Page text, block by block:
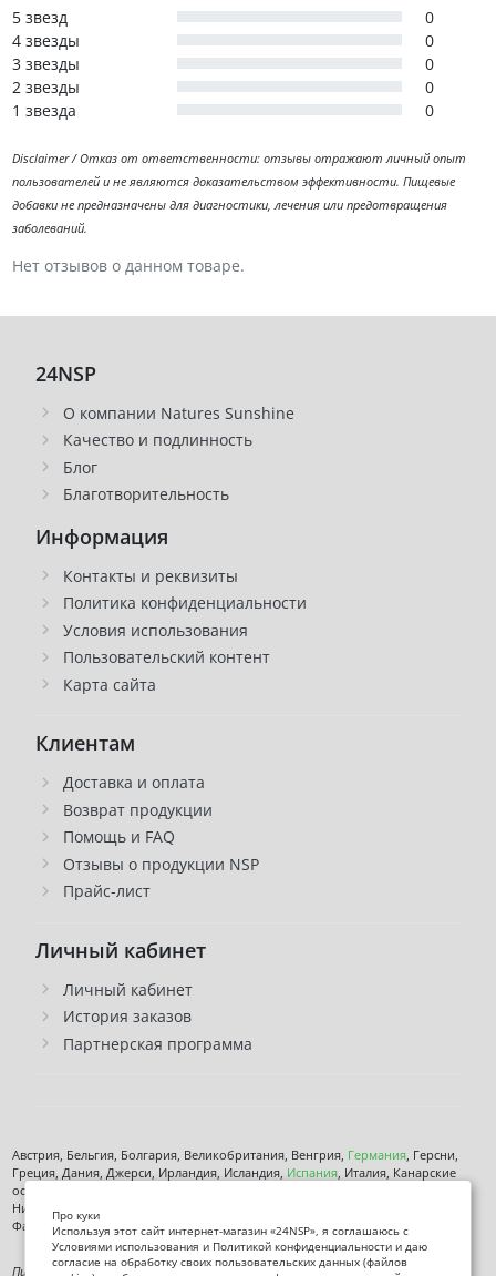
5 звезд
0
4 звезды
0
3 звезды
0
2 звезды
0
1 звезда
0
Disclaimer / Отказ от ответственности: отзывы отражают личный опыт
пользователей и не являются доказательством эффективности. Пищевые
добавки не предназначены для диагностики, лечения или предотвращения
заболеваний.
Нет отзывов о данном товаре.
24NSP
О компании Natures Sunshine
Качество и подлинность
Блог
Благотворительность
Информация
Контакты и реквизиты
Политика конфиденциальности
Условия использования
Пользовательский контент
Карта сайта
Клиентам
Доставка и оплата
Возврат продукции
Помощь и FAQ
Отзывы о продукции NSP
Прайс-лист
Личный кабинет
Личный кабинет
История заказов
Партнерская программа
Австрия, Бельгия, Болгария, Великобритания, Венгрия, Германия, Герсни,
Греция, Дания, Джерси, Ирландия, Исландия, Испания, Италия, Канарские
острова, Кипр, Латвия, Литва, Лихтенштейн, Люксембург, Мальта, Монако,
Нидерланды, Норвегия,
Фарерские острова, Финляндия,Франция, Хорватия, Швеция,Эстония
Пищевая добавка. Не является лекарственным средством. Не предназначена
Про куки
Используя этот сайт интернет-магазин «24NSP», я соглашаюсь с
Условиями использования и Политикой конфиденциальности и даю
согласие на обработку своих пользовательских данных (файлов